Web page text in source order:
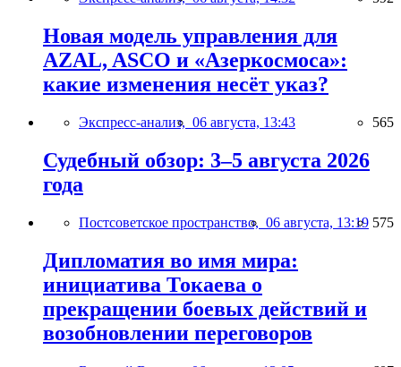
Новая модель управления для
AZAL, ASCO и «Азеркосмоса»:
какие изменения несёт указ?
Экспресс-анализ, 06 августа, 13:43 565
Судебный обзор: 3–5 августа 2026
года
Постсоветское пространство, 06 августа, 13:19 575
Дипломатия во имя мира:
инициатива Токаева о
прекращении боевых действий и
возобновлении переговоров